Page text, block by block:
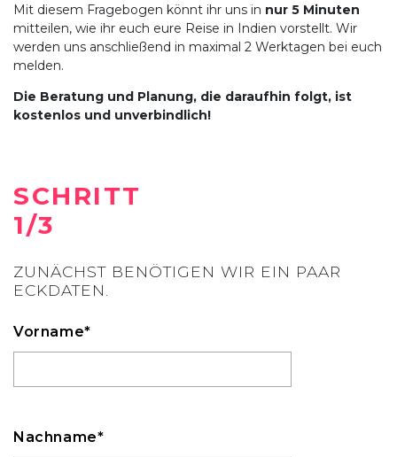
Mit diesem Fragebogen könnt ihr uns in nur 5 Minuten
mitteilen, wie ihr euch eure Reise in Indien vorstellt. Wir
werden uns anschließend in maximal 2 Werktagen bei euch
melden.
Die Beratung und Planung, die daraufhin folgt, ist
kostenlos und unverbindlich!
SCHRITT
1/3
ZUNÄCHST BENÖTIGEN WIR EIN PAAR
ECKDATEN.
Vorname*
Nachname*